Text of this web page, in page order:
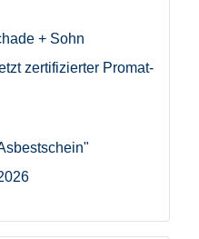
+ Sohn
zertifizierter Promat-